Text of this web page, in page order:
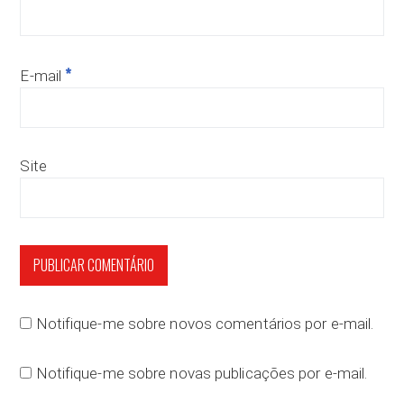
E-mail *
Site
Notifique-me sobre novos comentários por e-mail.
Notifique-me sobre novas publicações por e-mail.